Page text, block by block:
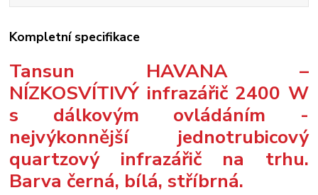
Kompletní specifikace
Tansun HAVANA –
NÍZKOSVÍTIVÝ infrazářič 2400 W
s dálkovým ovládáním -
nejvýkonnější jednotrubicový
quartzový infrazářič na trhu.
Barva černá, bílá, stříbrná.